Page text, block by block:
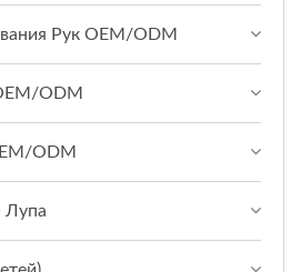
Рук OEM/ODM
ODM
ODM
Лупа